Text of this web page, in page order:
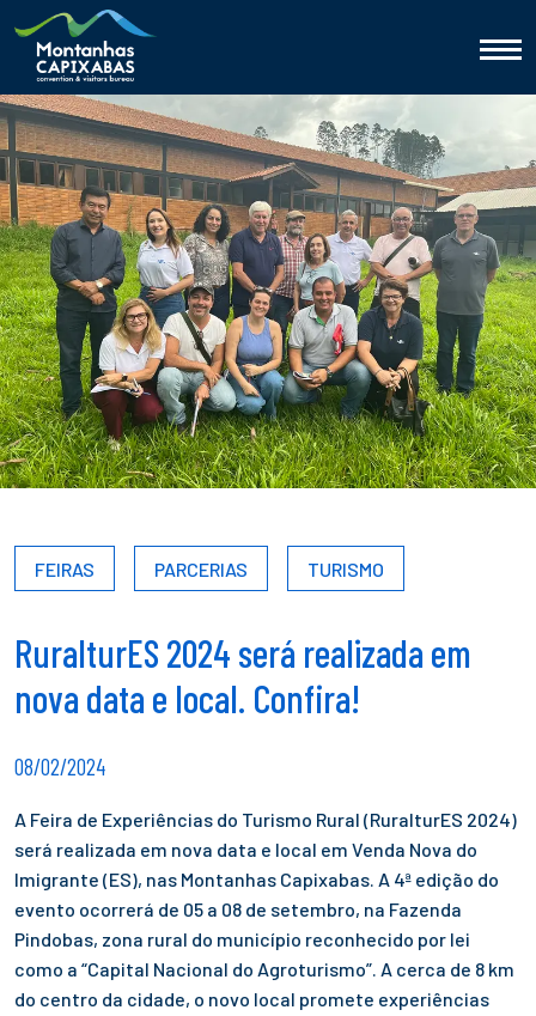
FEIRAS PARCERIAS TURISMO
RuralturES 2024 será realizada em
nova data e local. Confira!
08/02/2024
A Feira de Experiências do Turismo Rural (RuralturES 2024)
será realizada em nova data e local em Venda Nova do
Imigrante (ES), nas Montanhas Capixabas. A 4ª edição do
evento ocorrerá de 05 a 08 de setembro, na Fazenda
Pindobas, zona rural do município reconhecido por lei
como a “Capital Nacional do Agroturismo”. A cerca de 8 km
do centro da cidade, o novo local promete experiências